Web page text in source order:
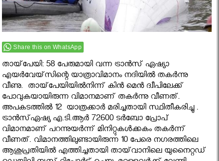
Share this on WhatsApp
തായ്‌പേയി: 58 പേരുമായി വന്ന ട്രാൻസ് ഏഷ്യാ
എയർവേയ്‌സിന്റെ യാത്രാവിമാനം നദിയിൽ തകർന്നു
വീണു. തായ്‌പേയിയിൽനിന്ന് കിൻ മെൻ ദ്വീപിലേക്ക്
പോവുകയായിരുന്ന വിമാനമാണ് തകർന്നു വീണത്.
അപകടത്തിൽ 12 യാത്രക്കാർ മരിച്ചതായി സ്ഥിതീകരിച്ചു .
ട്രാൻസ്ഏഷ്യ എ.ടി.ആർ 72600 ടർബോ പ്രോപ്
വിമാനമാണ് പറന്നുയർന്ന് മിനിറ്റുകൾക്കകം തകർന്ന്
വീണത്. വിമാനത്തിലുണ്ടായിരുന്ന 10 പേരെ നഗരത്തിലെ
ആശുപ്രതിയില്‍ എത്തിച്ചതായി തായ്‌വാനിലെ യുനൈറ്റഡ്